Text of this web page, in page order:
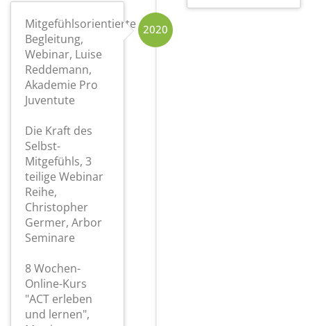
2020
Mitgefühlsorientierte
Begleitung,
Webinar, Luise
Reddemann,
Akademie Pro
Juventute
Die Kraft des
Selbst-
Mitgefühls, 3
teilige Webinar
Reihe,
Christopher
Germer, Arbor
Seminare
8 Wochen-
Online-Kurs
"ACT erleben
und lernen",